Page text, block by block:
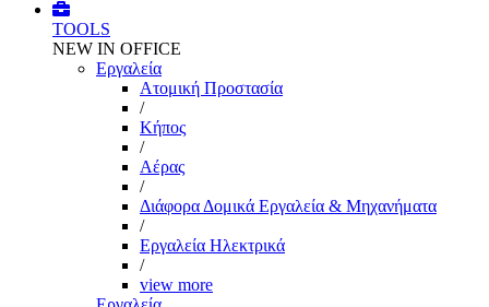
TOOLS
NEW IN OFFICE
Εργαλεία
Aτομική Προστασία
/
Kήπος
/
Αέρας
/
Διάφορα Δομικά Εργαλεία & Μηχανήματα
/
Εργαλεία Ηλεκτρικά
/
view more